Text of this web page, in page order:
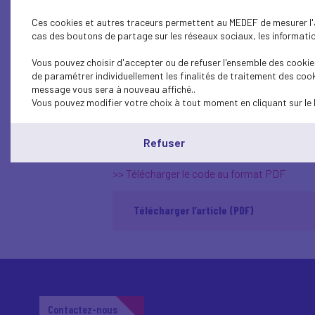
déontologiques
En application de laloi du 24 juillet 2020
pratiques qui détermine les règles
la prospection commerciale par voie
commerciale par téléphone, de respecter ce
>> Télécharger le code au format PDF
Télécharger l’article (PDF)
Contactez-nous
Ces cookies et autres traceurs permettent au MEDEF de
cas des boutons de partage sur les réseaux sociaux, les
Vous pouvez choisir d'accepter ou de refuser l'ensemble des
de paramétrer individuellement les finalités de traitement des
message vous sera à nouveau affiché..
Vous pouvez modifier votre choix à tout moment en cliquant sur le
Refuser